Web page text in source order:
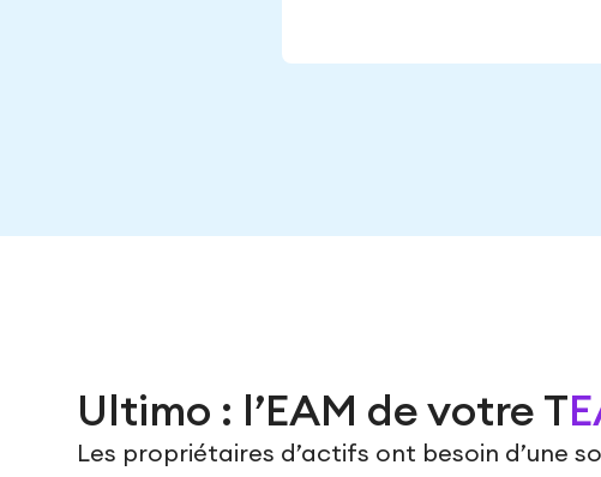
Ultimo : l’EAM de votre T
Les propriétaires d’actifs ont besoin d’une